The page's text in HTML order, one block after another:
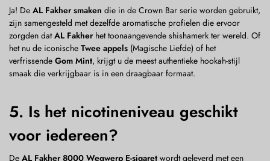
Ja! De AL Fakher smaken die in de Crown Bar serie worden gebruikt,
zijn samengesteld met dezelfde aromatische profielen die ervoor
zorgden datAL Fakher het toonaangevende shishamerk ter wereld. Of
het nu de iconische Twee appels (Magische Liefde) of het
verfrissende Gom Mint, krijgt u de meest authentieke hookah-stijl
smaak die verkrijgbaar is in een draagbaar formaat.
5. Is het nicotineniveau geschikt
voor iedereen?
De AL Fakher 8000 Wegwerp E-sigaret wordt geleverd met een